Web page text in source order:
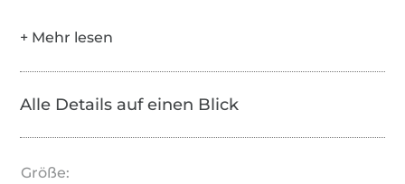
Alle Details auf einen Blick
Größe: